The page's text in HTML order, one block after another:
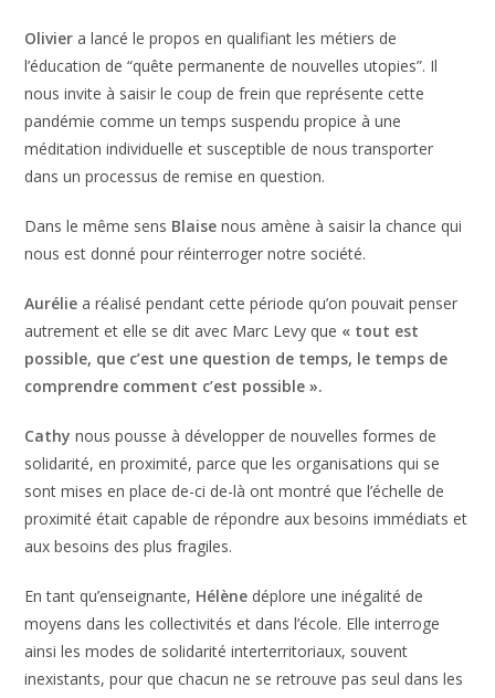
Olivier a lancé le propos en qualifiant les métiers de
l’éducation de “quête permanente de nouvelles utopies”. Il
nous invite à saisir le coup de frein que représente cette
pandémie comme un temps suspendu propice à une
méditation individuelle et susceptible de nous transporter
dans un processus de remise en question.
Dans le même sens Blaise nous amène à saisir la chance qui
nous est donné pour réinterroger notre société.
Aurélie a réalisé pendant cette période qu’on pouvait penser
autrement et elle se dit avec Marc Levy que « tout est
possible, que c’est une question de temps, le temps de
comprendre comment c’est possible ».
Cathy nous pousse à développer de nouvelles formes de
solidarité, en proximité, parce que les organisations qui se
sont mises en place de-ci de-là ont montré que l’échelle de
proximité était capable de répondre aux besoins immédiats et
aux besoins des plus fragiles.
En tant qu’enseignante, Hélène déplore une inégalité de
moyens dans les collectivités et dans l’école. Elle interroge
ainsi les modes de solidarité interterritoriaux, souvent
inexistants, pour que chacun ne se retrouve pas seul dans les